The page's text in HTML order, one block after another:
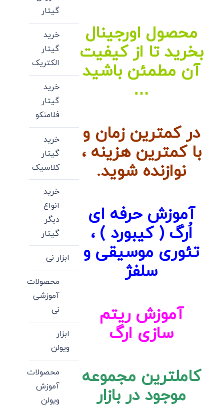
محصول اورجینال
بخرید تا از کیفیت
آن مطمئن باشید
…
در کمترین زمان و
با کمترین هزینه ،
نوازنده شوید.
آموزش حرفه ای
اُرگ ( کیبورد ) ،
تئوری موسیقی و
سلفژ
آموزش ریتم
سازی ارگ
کاملترین مجموعه
موجود در بازار
گیتار
خرید
گیتار
الکتریک
خرید
گیتار
فلامنکو
خرید
گیتار
کلاسیک
خرید
انواع
دیگر
گیتار
ابزار نی
محصولات
آموزشی
نی
ابزار
ویولن
محصولات
آموزش
ویولن